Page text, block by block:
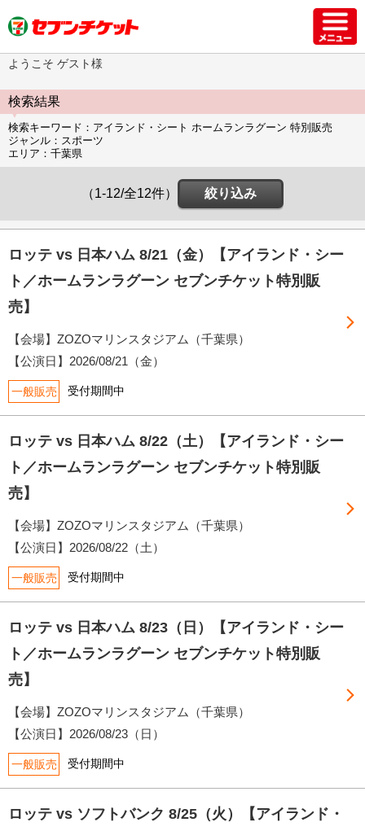
ようこそ ゲスト様
検索結果
検索キーワード：アイランド・シート ホームランラグーン 特別販売
ジャンル：スポーツ
エリア：千葉県
（1-12/全12件） 絞り込み
ロッテ vs 日本ハム 8/21（金）【アイランド・シー
ト／ホームランラグーン セブンチケット特別販
売】
【会場】ZOZOマリンスタジアム（千葉県）
【公演日】 2026/08/21（金）
一般販売 受付期間中
ロッテ vs 日本ハム 8/22（土）【アイランド・シー
ト／ホームランラグーン セブンチケット特別販
売】
【会場】ZOZOマリンスタジアム（千葉県）
【公演日】 2026/08/22（土）
一般販売 受付期間中
ロッテ vs 日本ハム 8/23（日）【アイランド・シー
ト／ホームランラグーン セブンチケット特別販
売】
【会場】ZOZOマリンスタジアム（千葉県）
【公演日】 2026/08/23（日）
一般販売 受付期間中
ロッテ vs ソフトバンク 8/25（火）【アイランド・